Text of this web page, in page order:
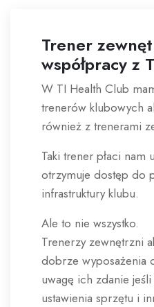
Trener
współpracy z
W TI Health Club
trenerów klubowych
również z trenerami
Taki trener płaci nam
otrzymuje dostęp do
infrastruktury klubu.
Ale to nie wszystko.
Trenerzy zewnętrzni
dobrze wyposażenia
uwagę ich zdanie
ustawienia sprzętu i